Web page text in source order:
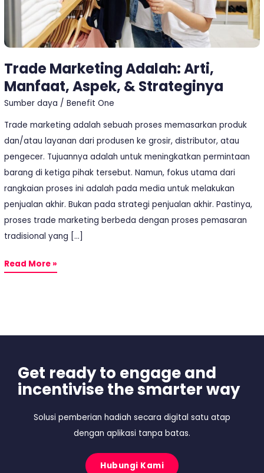
Trade Marketing Adalah: Arti,
Manfaat, Aspek, & Strateginya
Sumber daya /Benefit One
Trade marketing adalah sebuah proses memasarkan produk
dan/atau layanan dari produsen ke grosir, distributor, atau
pengecer. Tujuannya adalah untuk meningkatkan permintaan
barang di ketiga pihak tersebut. Namun, fokus utama dari
rangkaian proses ini adalah pada media untuk melakukan
penjualan akhir. Bukan pada strategi penjualan akhir. Pastinya,
proses trade marketing berbeda dengan proses pemasaran
tradisional yang […]
Read More »
Get ready to engage and
incentivise the smarter way
Solusi pemberian hadiah secara digital satu atap
dengan aplikasi tanpa batas.
Hubungi Kami